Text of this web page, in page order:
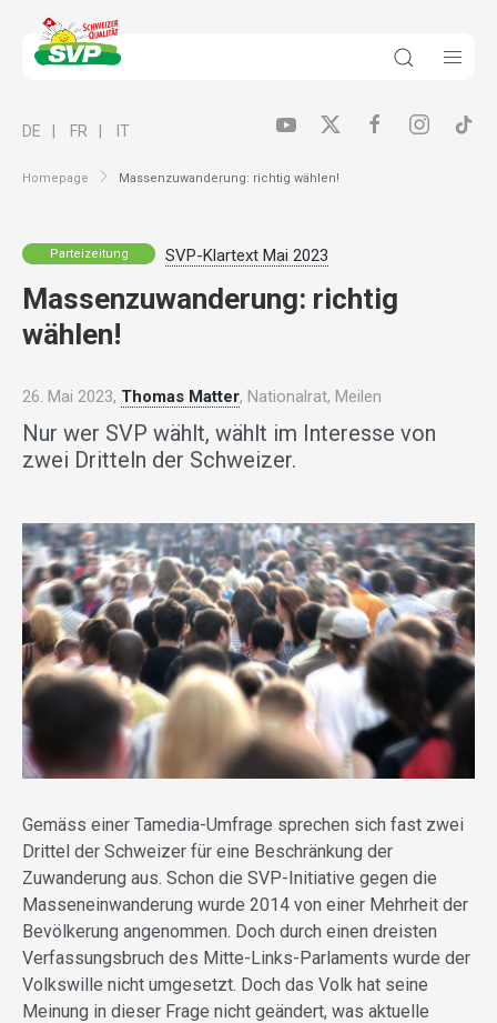
Homepage Massenzuwanderung: richtig wählen!
DE FR IT
Parteizeitung SVP-Klartext Mai 2023
Massenzuwanderung: richtig
wählen!
26. Mai 2023, Thomas Matter, Nationalrat, Meilen
Nur wer SVP wählt, wählt im Interesse von
zwei Dritteln der Schweizer.
Gemäss einer Tamedia-Umfrage sprechen sich fast zwei
Drittel der Schweizer für eine Beschränkung der
Zuwanderung aus. Schon die SVP-Initiative gegen die
Masseneinwanderung wurde 2014 von einer Mehrheit der
Bevölkerung angenommen. Doch durch einen dreisten
Verfassungsbruch des Mitte-Links-Parlaments wurde der
Volkswille nicht umgesetzt. Doch das Volk hat seine
Meinung in dieser Frage nicht geändert, was aktuelle